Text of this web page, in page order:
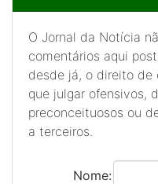
O Jornal da Notícia
comentários aqui
desde já, o direito de
que julgar ofensivos,
preconceituosos ou
a terceiros.
Nome: